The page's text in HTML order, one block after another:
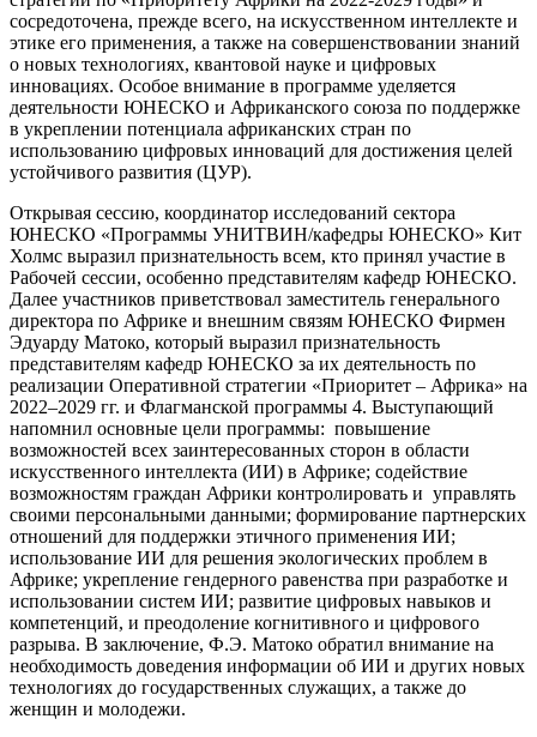
сосредоточена, прежде всего, на искусственном интеллекте и
этике его применения, а также на совершенствовании знаний
о новых технологиях, квантовой науке и цифровых
инновациях. Особое внимание в программе уделяется
деятельности ЮНЕСКО и Африканского союза по поддержке
в укреплении потенциала африканских стран по
использованию цифровых инноваций для достижения целей
устойчивого развития (ЦУР).
Открывая сессию, координатор исследований сектора
ЮНЕСКО «Программы УНИТВИН/кафедры ЮНЕСКО» Кит
Холмс выразил признательность всем, кто принял участие в
Рабочей сессии, особенно представителям кафедр ЮНЕСКО.
Далее участников приветствовал заместитель генерального
директора по Африке и внешним связям ЮНЕСКО Фирмен
Эдуарду Матоко, который выразил признательность
представителям кафедр ЮНЕСКО за их деятельность по
реализации Оперативной стратегии «Приоритет – Африка» на
2022–2029 гг. и Флагманской программы 4. Выступающий
напомнил основные цели программы: повышение
возможностей всех заинтересованных сторон в области
искусственного интеллекта (ИИ) в Африке; содействие
возможностям граждан Африки контролировать и управлять
своими персональными данными; формирование партнерских
отношений для поддержки этичного применения ИИ;
использование ИИ для решения экологических проблем в
Африке; укрепление гендерного равенства при разработке и
использовании систем ИИ; развитие цифровых навыков и
компетенций, и преодоление когнитивного и цифрового
разрыва. В заключение, Ф.Э. Матоко обратил внимание на
необходимость доведения информации об ИИ и других новых
технологиях до государственных служащих, а также до
женщин и молодежи.